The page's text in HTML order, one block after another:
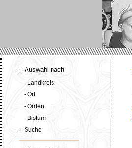
Auswahl nach
- Landkreis
- Ort
- Orden
- Bistum
Suche